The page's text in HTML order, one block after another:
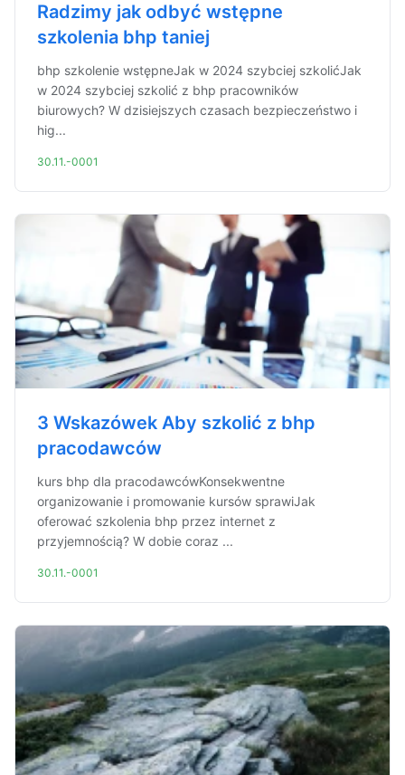
Radzimy jak odbyć wstępne
szkolenia bhp taniej
bhp szkolenie wstępneJak w 2024 szybciej szkolićJak
w 2024 szybciej szkolić z bhp pracowników
biurowych? W dzisiejszych czasach bezpieczeństwo i
hig...
30.11.-0001
3 Wskazówek Aby szkolić z bhp
pracodawców
kurs bhp dla pracodawcówKonsekwentne
organizowanie i promowanie kursów sprawiJak
oferować szkolenia bhp przez internet z
przyjemnością? W dobie coraz ...
30.11.-0001